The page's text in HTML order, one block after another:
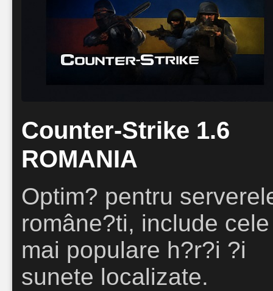
Counter-Strike 1.6
ROMANIA
Optim? pentru
române?ti, include cele
mai populare h?r?i ?i
sunete localizate.